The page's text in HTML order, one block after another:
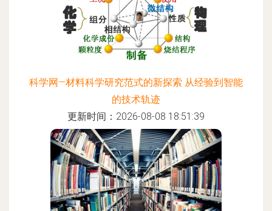
科学网—材料科学研究范式的新探索 从经验到智能
的技术轨迹
更新时间：2026-08-08 18:51:39